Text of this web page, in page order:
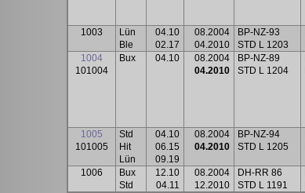
1003
Lün
Ble
04.10
02.17
08.2004
04.2010
BP-NZ-93
STD L 1203
1004
101004
Bux 04.10
08.2004
04.2010
BP-NZ-89
STD L 1204
1005
101005
Std
Hit
Lün
04.10
06.15
09.19
08.2004
04.2010
BP-NZ-94
STD L 1205
1006
Bux
Std
12.10
04.11
08.2004
12.2010
DH-RR 86
STD L 1191